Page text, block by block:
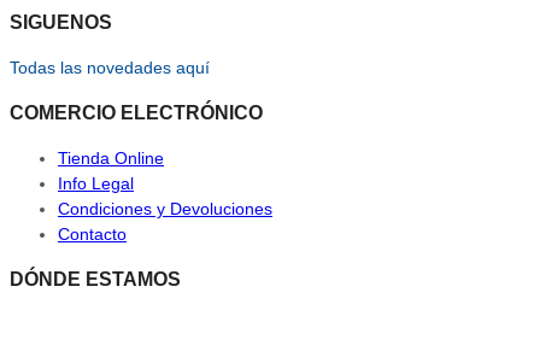
SIGUENOS
Todas las novedades aquí
COMERCIO ELECTRÓNICO
Tienda Online
Info Legal
Condiciones y Devoluciones
Contacto
DÓNDE ESTAMOS